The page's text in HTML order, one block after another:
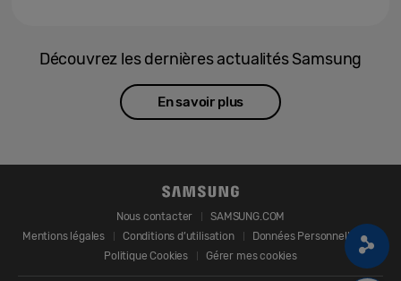
Découvrez les dernières actualités Samsung
En savoir plus
Nous contacter
SAMSUNG.COM
Mentions légales
Conditions d’utilisation
Données Personnelles
Politique Cookies
Gérer mes cookies